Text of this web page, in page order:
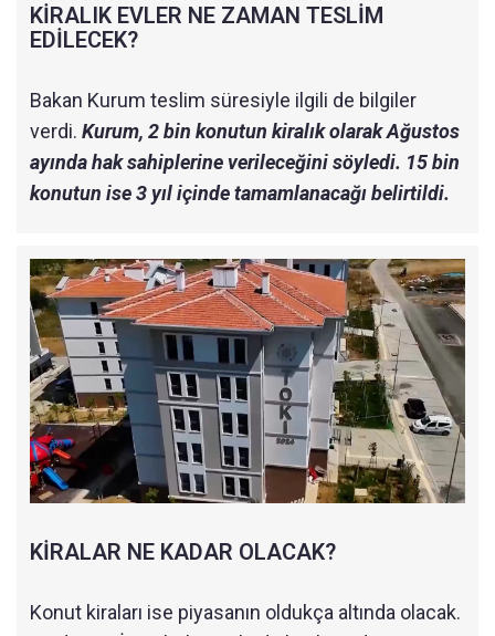
KİRALIK EVLER NE ZAMAN TESLİM
EDİLECEK?
Bakan Kurum teslim süresiyle ilgili de bilgiler
verdi. Kurum, 2 bin konutun kiralık olarak Ağustos
ayında hak sahiplerine verileceğini söyledi. 15 bin
konutun ise 3 yıl içinde tamamlanacağı belirtildi.
KİRALAR NE KADAR OLACAK?
Konut kiraları ise piyasanın oldukça altında olacak.